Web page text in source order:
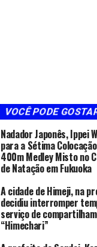
VOCÊ PODE
Nadador Japonês, Ippei
para a Sétima
400m Medley Misto no
de Natação em Fukuoka
A cidade de Himeji, na
decidiu interromper
serviço de
“Himechari”